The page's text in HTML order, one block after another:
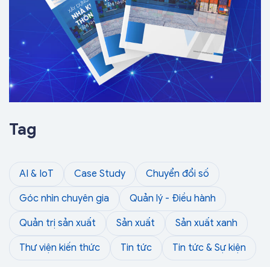
Tag
AI & IoT Case Study Chuyển đổi số
Góc nhìn chuyên gia Quản lý - Điều hành
Quản trị sản xuất Sản xuất Sản xuất xanh
Thư viện kiến thức Tin tức Tin tức & Sự kiện